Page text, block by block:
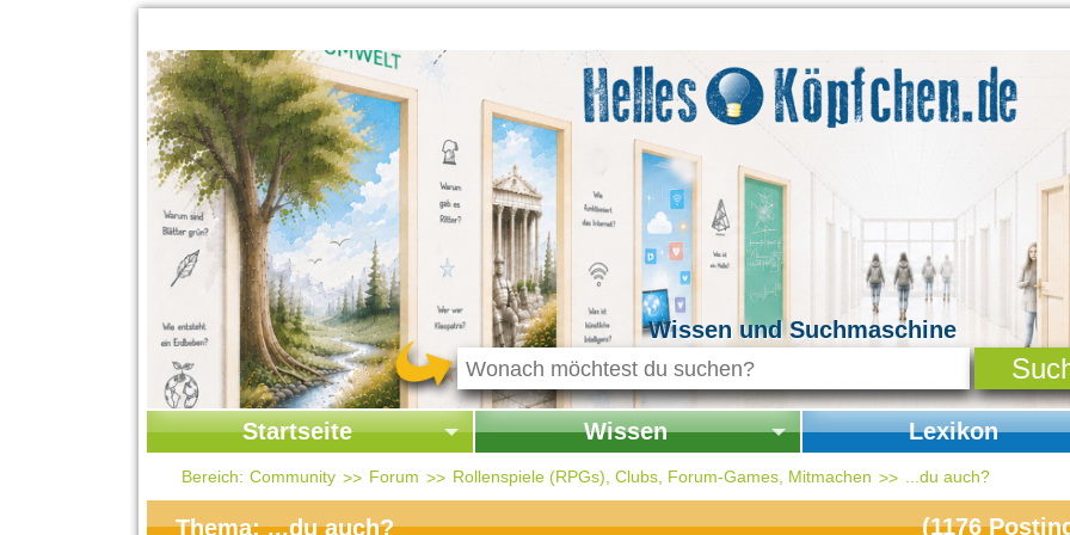
Wissen und Suchmaschine
Startseite
Startseite
Kontakt
Wissen
Startseite Wissen
Lexikon
Startseite Lexikon
Bereich: Community Forum Rollenspiele (RPGs), Clubs, Forum-Games, Mitmachen ...du auch?
Thema: ...du auch? (1176